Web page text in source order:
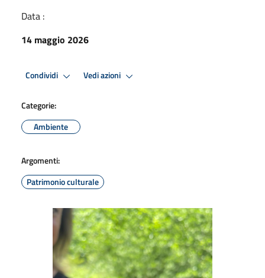
Data :
14 maggio 2026
Condividi Vedi azioni
Categorie:
Ambiente
Argomenti:
Patrimonio culturale